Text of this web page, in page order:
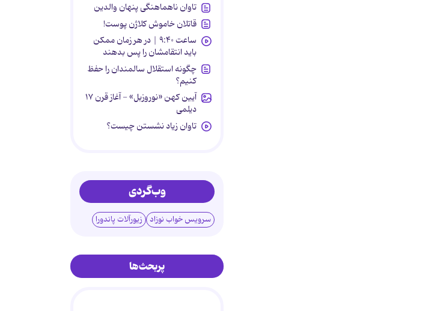
تاوان ناهماهنگی پنهان والدین
قاتلان خاموش کلاژن پوست!
ساعت ۹:۴۰ | در هر زمان ممکن
باید انتقامشان را پس بدهند
چگونه استقلال سالمندان را حفظ
کنیم؟
آیین کهن «نوروزبل» - آغاز قرن ۱۷
دیلمی
تاوان زیاد نشستن چیست؟
وب‌گردی
سرویس خواب نوزاد زیورآلات پاندورا
پربحث‌ها